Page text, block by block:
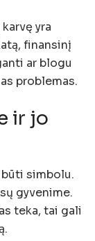
yra
finansinį
ar blogu
problemas.
ir jo
simbolu.
gyvenime.
teka, tai gali